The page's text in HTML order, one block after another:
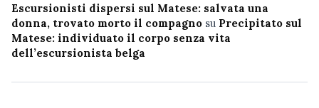
Escursionisti dispersi sul Matese: salvata una
donna, trovato morto il compagno su Precipitato sul
Matese: individuato il corpo senza vita
dell’escursionista belga